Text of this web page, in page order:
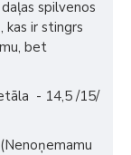
spilvenos
kas ir stingrs
bet
- 14,5 /15/